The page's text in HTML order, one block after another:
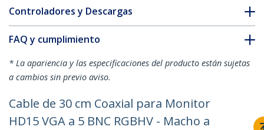
Controladores y Descargas
FAQ y cumplimiento
* La apariencia y las especificaciones del producto están sujetas
a cambios sin previo aviso.
Cable de 30 cm Coaxial para Monitor
HD15 VGA a 5 BNC RGBHV - Macho a